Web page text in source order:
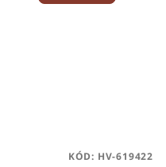
KÓD: HV-619422